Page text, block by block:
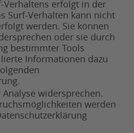
Verhaltens erfolgt in der
Surf-Verhalten kann nicht
werden. Sie können
oder sie durch
bestimmter Tools
Informationen dazu
widersprechen.
werden